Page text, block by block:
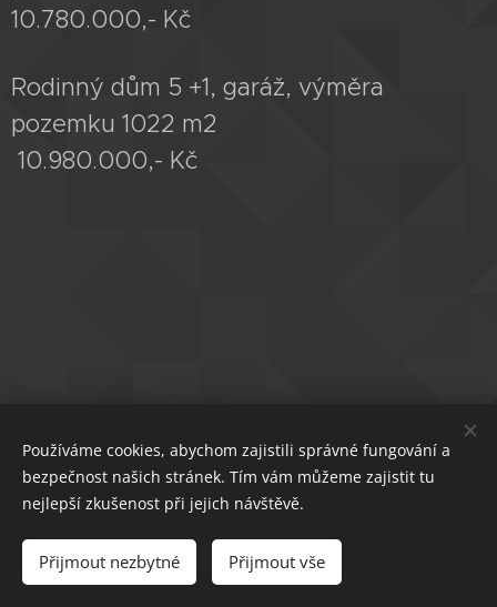
10.780.000,- Kč
Rodinný dům 5 +1, garáž, výměra
pozemku 1022 m2
10.980.000,- Kč
© 2022 BK Stav Invest s.r.o.
Vytvořeno službou Webnode
Používáme cookies, abychom zajistili správné fungování a
bezpečnost našich stránek. Tím vám můžeme zajistit tu
nejlepší zkušenost při jejich návštěvě.
Přijmout nezbytné Přijmout vše